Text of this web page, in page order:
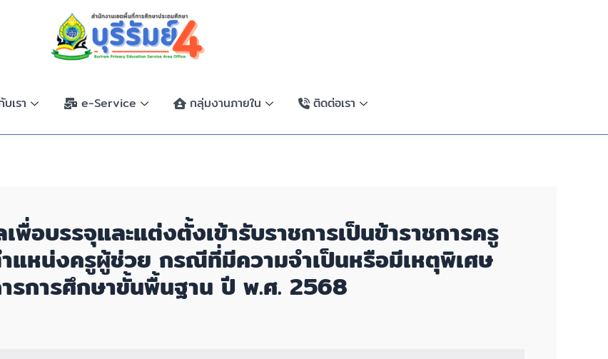
เรา e-Service กลุ่มงานภายใน ติดต่อเรา
พื่อบรรจุและแต่งตั้งเข้ารับราชการเป็นข้าราชการครู
แหน่งครูผู้ช่วย กรณีที่มีความจำเป็นหรือมีเหตุพิเศษ
การศึกษาขั้นพื้นฐาน ปี พ.ศ. 2568